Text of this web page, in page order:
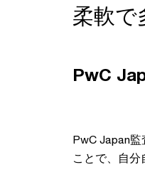
柔軟で
PwC
PwC Japan
ことで、自分